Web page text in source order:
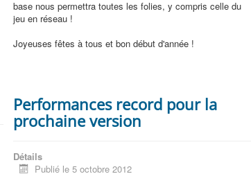
base nous permettra toutes les folies, y compris celle du
jeu en réseau !
Joyeuses fêtes à tous et bon début d'année !
Performances record pour la
prochaine version
Détails
Publié le 5 octobre 2012